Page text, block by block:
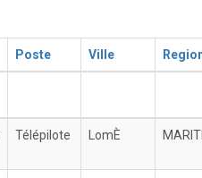
Poste Ville
Télépilote LomÈ